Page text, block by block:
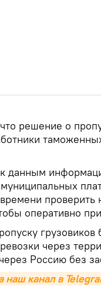
решение о
к данным
проверить
оперативно
грузовиков
через
Россию без
наш канал в